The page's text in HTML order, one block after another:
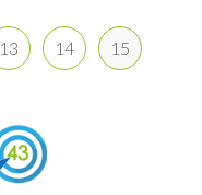
13 14 15